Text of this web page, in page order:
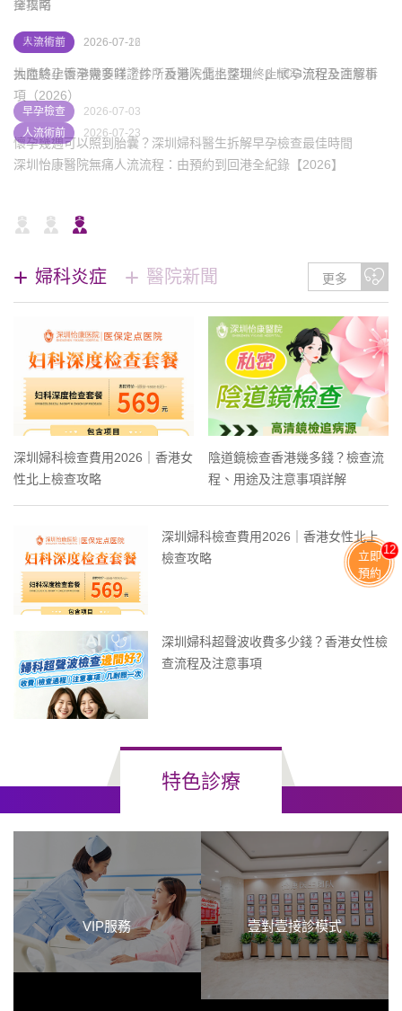
產檢查、費用及注意事項
終止懷孕 2026-07-26
仁安醫院終止懷孕收費幾多？香港私家醫院人流價格比較及深圳北
上流程攻略（2026）
終止懷孕 2026-07-21
終止懷孕的收費項目有哪些？港深婦科診所「術前檢查＋手術＋術
全攻略
早孕檢查 2026-07-12
抽血驗孕香港幾多錢？診所及醫院價格整理、β-hCG流程全面解析
早孕檢查 2026-07-03
懷孕幾週可以照到胎囊？深圳婦科醫生拆解早孕檢查最佳時間
擇指南
人流術前 2026-07-26
大陸終止懷孕需要咩證件？香港人北上深圳終止懷孕流程及注意事
項（2026）
人流術前 2026-07-23
深圳怡康醫院無痛人流流程：由預約到回港全紀錄【2026】
婦科炎症 醫院新聞 更多
深圳婦科檢查費用2026｜香港女
性北上檢查攻略
陰道鏡檢查香港幾多錢？檢查流
程、用途及注意事項詳解
深圳婦科檢查費用2026｜香港女性北上
檢查攻略
深圳婦科超聲波收費多少錢？香港女性檢
查流程及注意事項
特色診療
VIP服務 壹對壹接診模式
立即
預約
12